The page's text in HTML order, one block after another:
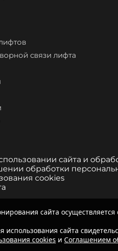
связи лифта
сайта и
обработки
cookies
сайта
использования сайта
cookies и Соглашением